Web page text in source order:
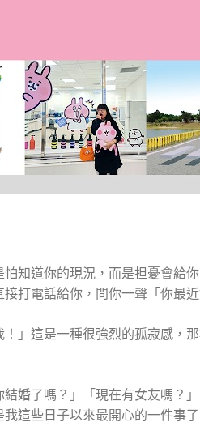
知道你的現況，而是担憂會給
打電話給你，問你一聲「你最
！」這是一種很強烈的孤寂感
婚了嗎？」「現在有女友嗎？
這些日子以來最開心的一件事